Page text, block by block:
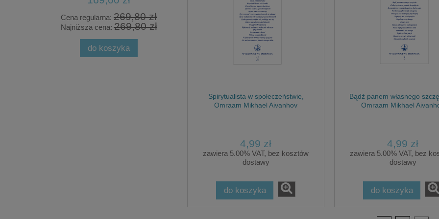
Cena regularna: 269,80 zł
Najniższa cena:269,80 zł
do koszyka
Cena regularna:9,95 zł
Najniższa cena:1,90 zł
do koszyka
29,00 zł
15,00 zł
do koszyka
Spirytualista w społeczeństwie,
Omraam Mikhael Aivanhov
4,99 zł
zawiera 5.00% VAT, bez kosztów
dostawy
do koszyka
Bądź panem własnego
Omraam Mikhael
4,99 zł
zawiera 5.00% VAT, bez
dostawy
do koszyka